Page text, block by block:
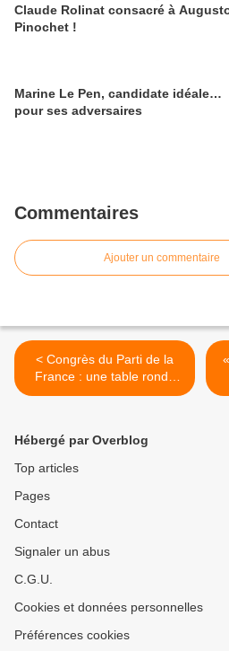
Claude Rolinat consacré à
Pinochet !
Marine Le Pen, candidate idéale…
pour ses adversaires
Commentaires
Ajouter un commentaire
< Congrès du Parti de la
France : une table ronde
sur la communication
Hébergé par Overblog
Top articles
Pages
Contact
Signaler un abus
C.G.U.
Cookies et données personnelles
Préférences cookies